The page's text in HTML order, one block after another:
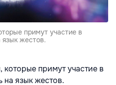
примут участие в
язык жестов.
которые примут участие в
на язык жестов.